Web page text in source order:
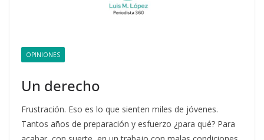
OPINIONES
Un derecho
Frustración. Eso es lo que sienten miles de jóvenes.
Tantos años de preparación y esfuerzo ¿para qué? Para